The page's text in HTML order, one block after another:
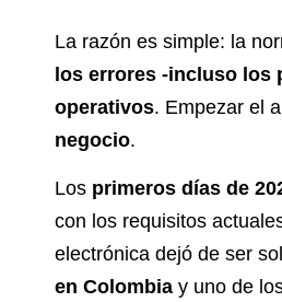
La razón es simple: la
los errores -incluso los
operativos. Empezar el
negocio.
Los primeros días de
con los requisitos
electrónica dejó de ser
en Colombia y uno de